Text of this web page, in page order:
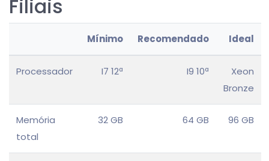
Filiais
Mínimo Recomendado Ideal
Processador I7 12ª I9 10ª
Xeon
Bronze
Memória
total
32 GB 64 GB 96 GB